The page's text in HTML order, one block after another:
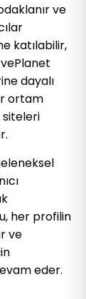
ve
katılabilir,
dayalı
ortam
siteleri
her profilin
ve
eder.